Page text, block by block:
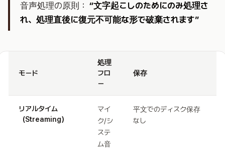
音声処理の原則： “文字起こしのためにのみ処理さ
れ、処理直後に復元不可能な形で破棄されます”
モード
処理
フロ
ー
保存
リアルタイム
（Streaming）
マイ
ク/シ
ステ
ム音
平文でのディスク保存
なし